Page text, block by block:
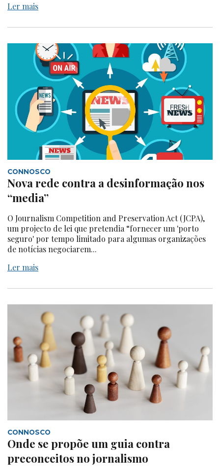
Ler mais
CONNOSCO
Nova rede contra a desinformação nos
“media”
O Journalism Competition and Preservation Act (JCPA),
um projecto de lei que pretendia “fornecer um 'porto
seguro' por tempo limitado para algumas organizações
de notícias negociarem...
Ler mais
CONNOSCO
Onde se propõe um guia contra
preconceitos no jornalismo